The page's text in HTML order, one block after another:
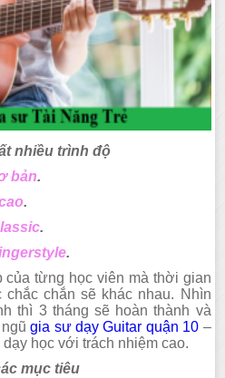
nhiều trình độ
bản.
.
.
.
của từng học viên mà thời gian
chắc chắn sẽ khác nhau. Nhìn
thì 3 tháng sẽ hoàn thành và
ngũgia sư dạy Guitar quận 10 –
dạy học với trách nhiệm cao.
mục tiêu